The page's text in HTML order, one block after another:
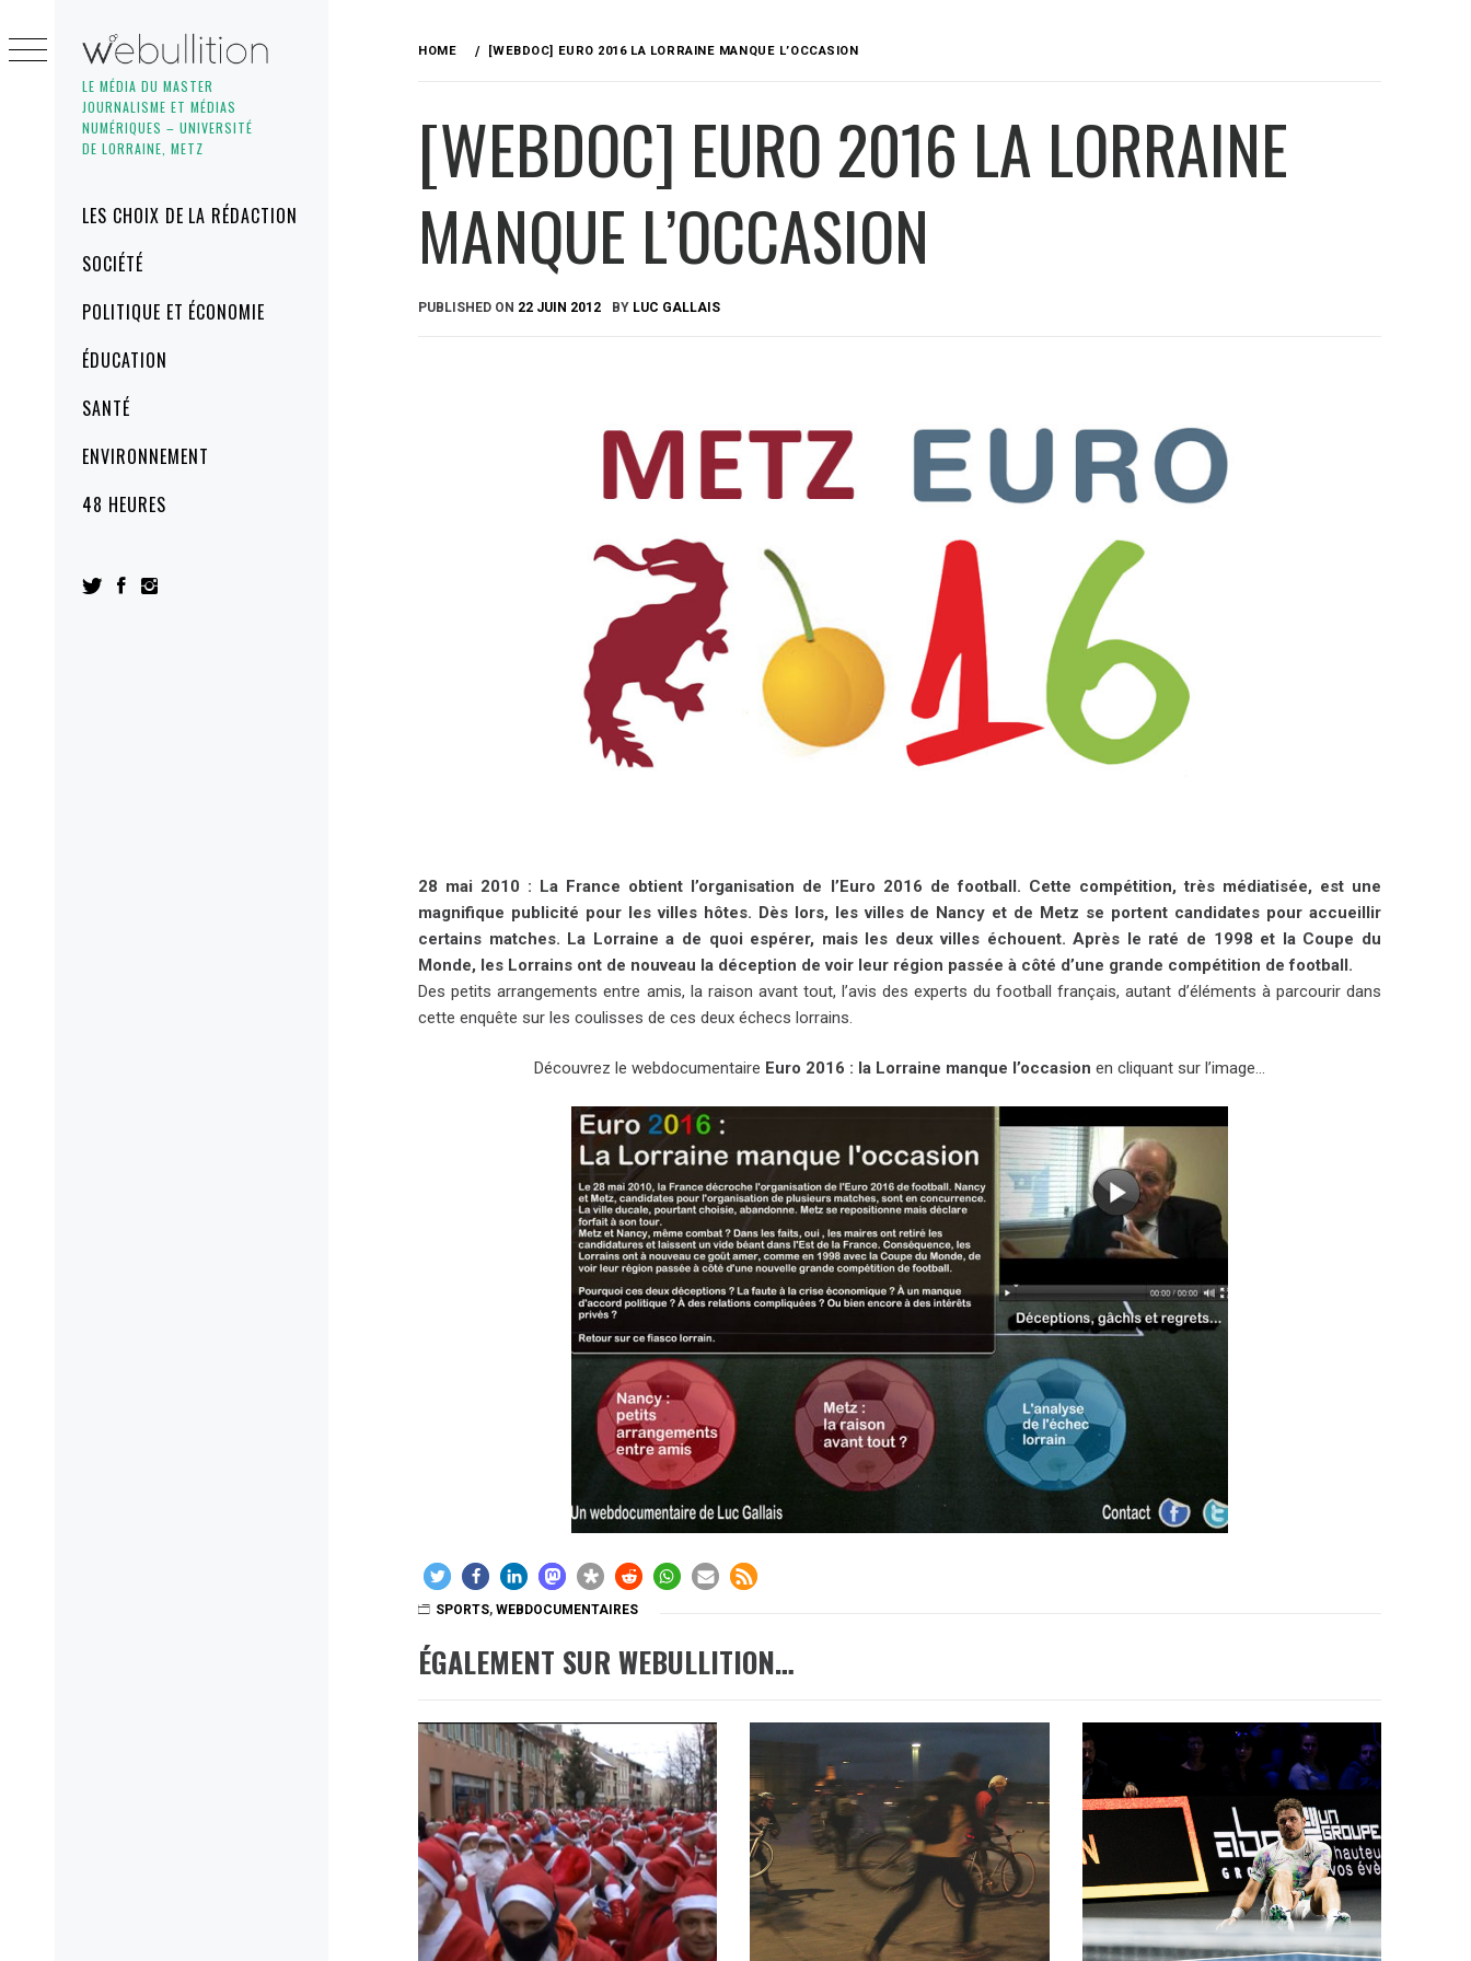
LE MÉDIA DU MASTER
JOURNALISME ET MÉDIAS
NUMÉRIQUES – UNIVERSITÉ
DE LORRAINE, METZ
MenuLES CHOIX DE LA RÉDACTION
SOCIÉTÉ
POLITIQUE ET ÉCONOMIE
ÉDUCATION
SANTÉ
ENVIRONNEMENT
48 HEURES
to
content
HOME [WEBDOC] EURO 2016 LA LORRAINE MANQUE L’OCCASION
[WEBDOC] EURO 2016 LA LORRAINE
MANQUE L’OCCASION
PUBLISHED ON 22 JUIN 2012 BY LUC GALLAIS
28 mai 2010 : La France obtient l’organisation de l’Euro 2016 de football. Cette compétition, très médiatisée, est une
magnifique publicité pour les villes hôtes. Dès lors, les villes de Nancy et de Metz se portent candidates pour accueillir
certains matches. La Lorraine a de quoi espérer, mais les deux villes échouent. Après le raté de 1998 et la Coupe du
Monde, les Lorrains ont de nouveau la déception de voir leur région passée à côté d’une grande compétition de football.
Des petits arrangements entre amis, la raison avant tout, l’avis des experts du football français, autant d’éléments à parcourir dans
cette enquête sur les coulisses de ces deux échecs lorrains.
Découvrez le webdocumentaire Euro 2016 : la Lorraine manque l’occasion en cliquant sur l’image…
SPORTS,WEBDOCUMENTAIRES
ÉGALEMENT SUR WEBULLITION…